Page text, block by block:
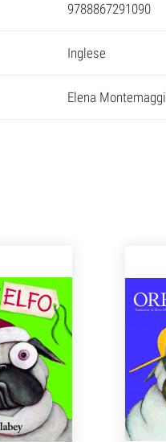
9788867291090
Inglese
Elena Montemaggi